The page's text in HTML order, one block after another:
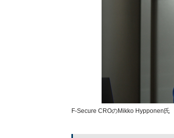
F-Secure CROのMikko Hypponen氏